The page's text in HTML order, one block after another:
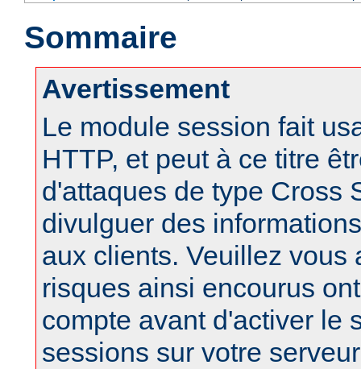
Sommaire
Avertissement
Le module session fait
HTTP, et peut à ce titre
d'attaques de type Cross
divulguer des
aux clients. Veuillez vous
risques ainsi encourus
compte avant d'activer le
sessions sur votre